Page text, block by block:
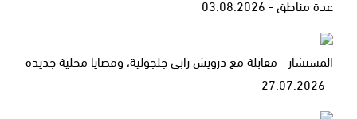
عدة مناطق - 03.08.2026
المستشار - مقابلة مع درويش رابي جلجولية، وقضايا محلية جديدة
- 27.07.2026